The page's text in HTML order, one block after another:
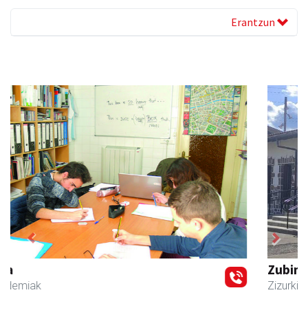
Erantzun
Zubimusu Ikastola
Zizurkil
Previous Next